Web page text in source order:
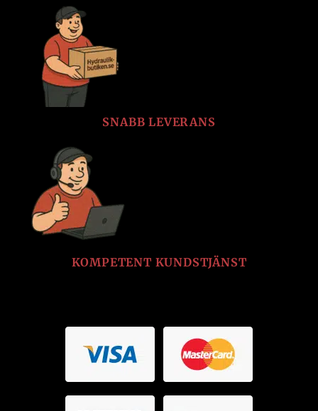
SNABB LEVERANS
KOMPETENT KUNDSTJÄNST